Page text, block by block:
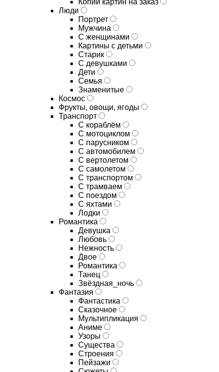
Копии картин на заказ
Люди
Портрет
Мужчина
С женщинами
Картины с детьми
Старик
С девушками
Дети
Семья
Знаменитые
Космос
Фрукты, овощи, ягоды
Транспорт
С кораблём
С мотоциклом
С парусником
С автомобилем
С вертолетом
С самолетом
С транспортом
С трамваем
С поездом
С яхтами
Лодки
Романтика
Девушка
Любовь
Нежность
Двое
Романтика
Танец
Звёздная_ночь
Фантазия
Фантастика
Сказочное
Мультипликация
Аниме
Узоры
Существа
Строения
Пейзажи